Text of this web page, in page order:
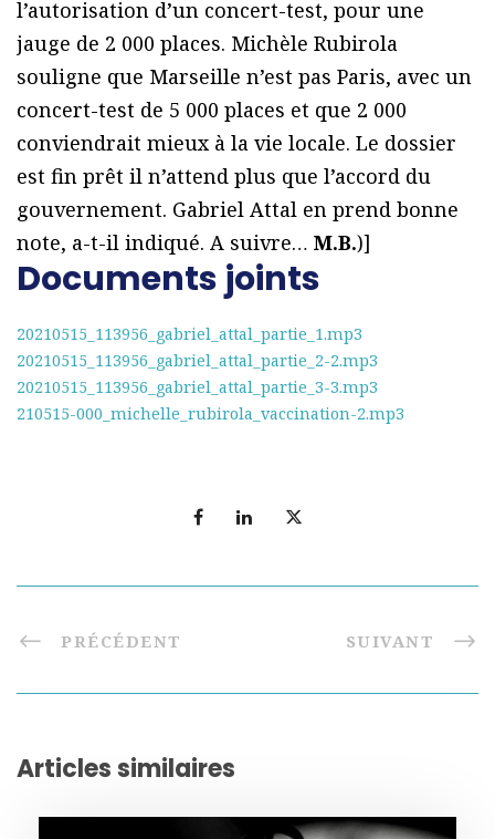
l’autorisation d’un concert-test, pour une
jauge de 2 000 places. Michèle Rubirola
souligne que Marseille n’est pas Paris, avec un
concert-test de 5 000 places et que 2 000
conviendrait mieux à la vie locale. Le dossier
est fin prêt il n’attend plus que l’accord du
gouvernement. Gabriel Attal en prend bonne
note, a-t-il indiqué. A suivre… M.B.)]
Documents joints
20210515_113956_gabriel_attal_partie_1.mp3
20210515_113956_gabriel_attal_partie_2-2.mp3
20210515_113956_gabriel_attal_partie_3-3.mp3
210515-000_michelle_rubirola_vaccination-2.mp3
PRÉCÉDENT SUIVANT
Articles similaires